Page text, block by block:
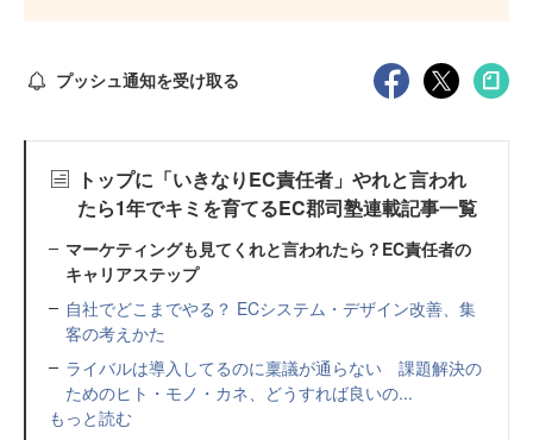
プッシュ通知を受け取る
トップに「いきなりEC責任者」やれと言われ
たら1年でキミを育てるEC郡司塾連載記事一覧
マーケティングも見てくれと言われたら？EC責任者の
キャリアステップ
自社でどこまでやる？ ECシステム・デザイン改善、集
客の考えかた
ライバルは導入してるのに稟議が通らない 課題解決の
ためのヒト・モノ・カネ、どうすれば良いの...
もっと読む